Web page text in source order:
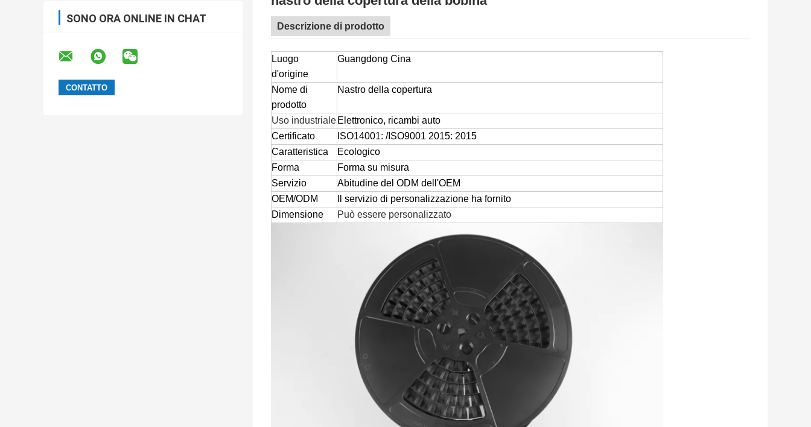
SONO ORA ONLINE IN CHAT
Descrizione di prodotto
Luogo
d'origine
Guangdong Cina
Nome di
prodotto
Nastro della copertura
Uso industriale Elettronico, ricambi auto
Certificato
ISO14001: /ISO9001 2015: 2015
Caratteristica
Ecologico
Forma
Forma su misura
Servizio
Abitudine del ODM dell'OEM
OEM/ODM
Il servizio di personalizzazione ha fornito
Dimensione
Può essere personalizzato